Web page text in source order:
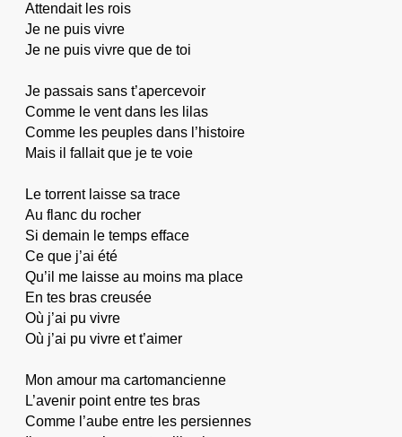
Attendait les rois
Je ne puis vivre
Je ne puis vivre que de toi
Je passais sans t’apercevoir
Comme le vent dans les lilas
Comme les peuples dans l’histoire
Mais il fallait que je te voie
Le torrent laisse sa trace
Au flanc du rocher
Si demain le temps efface
Ce que j’ai été
Qu’il me laisse au moins ma place
En tes bras creusée
Où j’ai pu vivre
Où j’ai pu vivre et t’aimer
Mon amour ma cartomancienne
L’avenir point entre tes bras
Comme l’aube entre les persiennes